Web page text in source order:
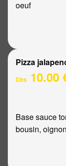
oeuf
Pizza
Dès 10.00
Base sauce
bousin,